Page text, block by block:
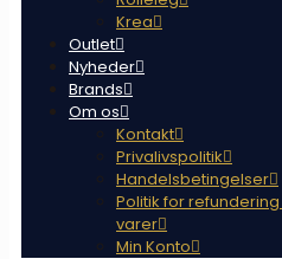
Krea
Outlet
Nyheder
Brands
Om os
Kontakt
Privalivspolitik
Handelsbetingelser
Politik for
varer
Min Konto